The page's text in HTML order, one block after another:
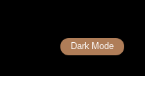
Dark Mode